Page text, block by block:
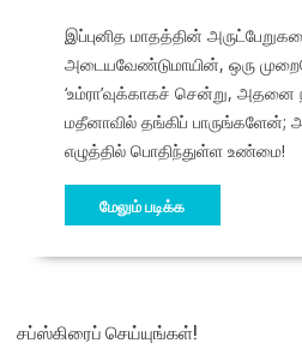
இப்புனித மாதத்தின்
அடையவேண்டுமாயின், ஒரு
‘உம்ரா’வுக்காகச் சென்று, அதனை
மதீனாவில் தங்கிப் பாருங்களேன்;
எழுத்தில் பொதிந்துள்ள உண்மை!
மேலும் படிக்க
சப்ஸ்கிரைப் செய்யுங்கள்!